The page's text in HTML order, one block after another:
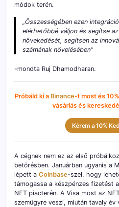
módok terén.
„Összességében ezen
elérhetőbbé váljon és segítse
növekedését, segítsen az
számának növelésében”
-mondta Ruj Dhamodharan.
Próbáld ki a Binance-t most és
vásárlás és
Kérem a 10%
A cégnek nem ez az első
betörésben. Januárban ugyanis a
lépett a Coinbase-szel, hogy
támogassa a készpénzes fizetést
NFT piacterén. A Visa most az
szemügyre veszi, miután tavaly év